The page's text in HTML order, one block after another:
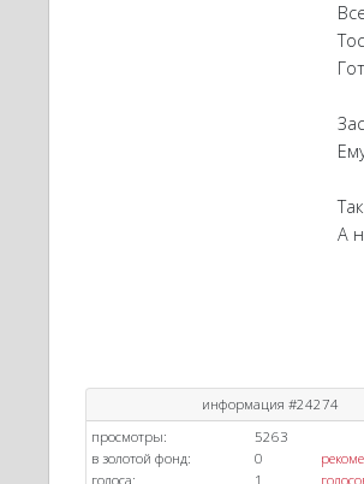
А
информация #24274
просмотры:
5263
в золотой фонд:
0
голоса:
1